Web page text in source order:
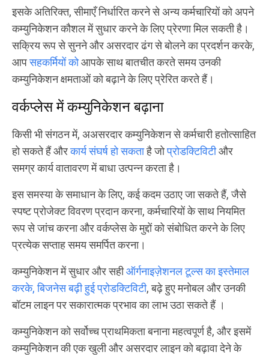
इसके अतिरिक्त, सीमाएँ निर्धारित करने से अन्य कर्मचारियों को अपने
कम्युनिकेशन कौशल में सुधार करने के लिए प्रेरणा मिल सकती है।
सक्रिय रूप से सुनने और असरदार ढंग से बोलने का प्रदर्शन करके,
आपसहकर्मियों कोआपके साथ बातचीत करते समय उनकी
कम्युनिकेशन क्षमताओं को बढ़ाने के लिए प्रेरित करते हैं।
वर्कप्लेस में कम्युनिकेशन बढ़ाना
किसी भी संगठन में, अअसरदार कम्युनिकेशन से कर्मचारी हतोत्साहित
हो सकते हैं औरकार्य संघर्ष हो सकताहै जोप्रोडक्टिविटीऔर
समग्र कार्य वातावरण में बाधा उत्पन्न करता है।
इस समस्या के समाधान के लिए, कई कदम उठाए जा सकते हैं, जैसे
स्पष्ट प्रोजेक्ट विवरण प्रदान करना, कर्मचारियों के साथ नियमित
रूप से जांच करना और वर्कप्लेस के मुद्दों को संबोधित करने के लिए
प्रत्येक सप्ताह समय समर्पित करना।
कम्युनिकेशन में सुधार और सहीऑर्गनाइज़ेशनल टूल्स का इस्तेमाल
करके, बिजनेसबढ़ी हुई प्रोडक्टिविटी, बढ़े हुए मनोबल और उनकी
बॉटम लाइन पर सकारात्मक प्रभाव का लाभ उठा सकते हैं ।
कम्युनिकेशन को सर्वोच्च प्राथमिकता बनाना महत्वपूर्ण है, और इसमें
कम्युनिकेशन की एक खुली और असरदार लाइन को बढ़ावा देने के